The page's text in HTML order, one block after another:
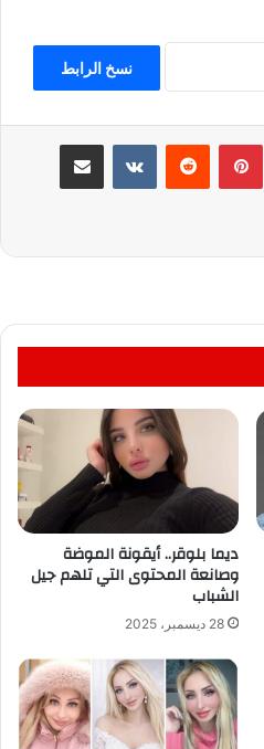
نسخ الرابط
بينتيريست مشاركة عبر البريد
ديما بلوقر.. أيقونة الموضة
وصانعة المحتوى التي تلهم جيل
الشباب
28 ديسمبر، 2025